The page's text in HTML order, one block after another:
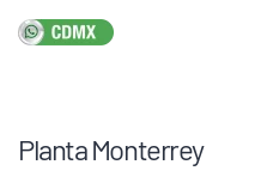
Planta Monterrey